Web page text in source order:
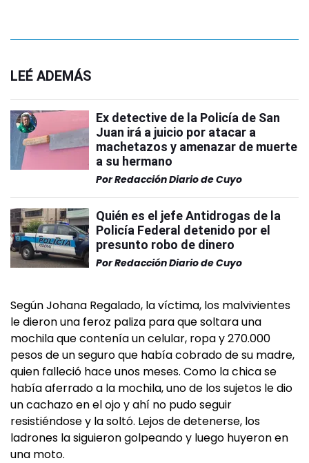
LEÉ ADEMÁS
Ex detective de la Policía de San
Juan irá a juicio por atacar a
machetazos y amenazar de muerte
a su hermano
PorRedacción Diario de Cuyo
Quién es el jefe Antidrogas de la
Policía Federal detenido por el
presunto robo de dinero
PorRedacción Diario de Cuyo
Según Johana Regalado, la víctima, los malvivientes
le dieron una feroz paliza para que soltara una
mochila que contenía un celular, ropa y 270.000
pesos de un seguro que había cobrado de su madre,
quien falleció hace unos meses. Como la chica se
había aferrado a la mochila, uno de los sujetos le dio
un cachazo en el ojo y ahí no pudo seguir
resistiéndose y la soltó. Lejos de detenerse, los
ladrones la siguieron golpeando y luego huyeron en
una moto.